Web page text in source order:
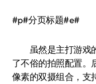
#p#分页标题#e#
虽然是主打游戏
了不俗的拍照配置。
像素的双摄组合，支